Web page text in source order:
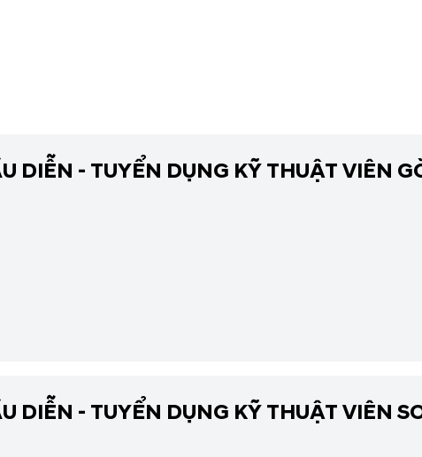
DIỄN - TUYỂN DỤNG KỸ THUẬT VIÊN
DIỄN - TUYỂN DỤNG KỸ THUẬT VIÊN